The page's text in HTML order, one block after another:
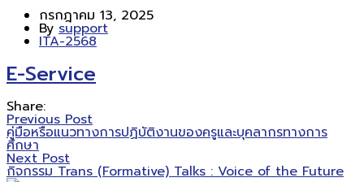
กรกฎาคม 13, 2025
By support
ITA-2568
E-Service
Share:
Previous Post
คู่มือหรือแนวทางการปฏิบัติงานของครูและบุคลากรทางการ
ศึกษา
Next Post
กิจกรรม Trans (Formative) Talks : Voice of the Future